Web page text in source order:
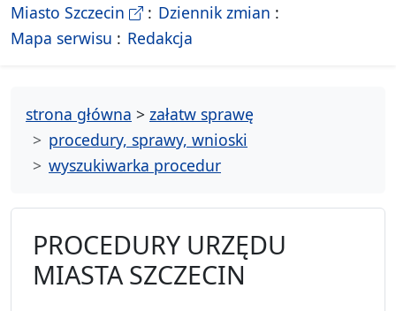
Miasto Szczecin - Oficjalna strona Miasta Szczecin
Dziennik zmian
Mapa serwisu - drzewko rozdziałów
Redakcja
strona główna > załatw sprawę
procedury, sprawy, wnioski
wyszukiwarka procedur
PROCEDURY URZĘDU
MIASTA SZCZECIN